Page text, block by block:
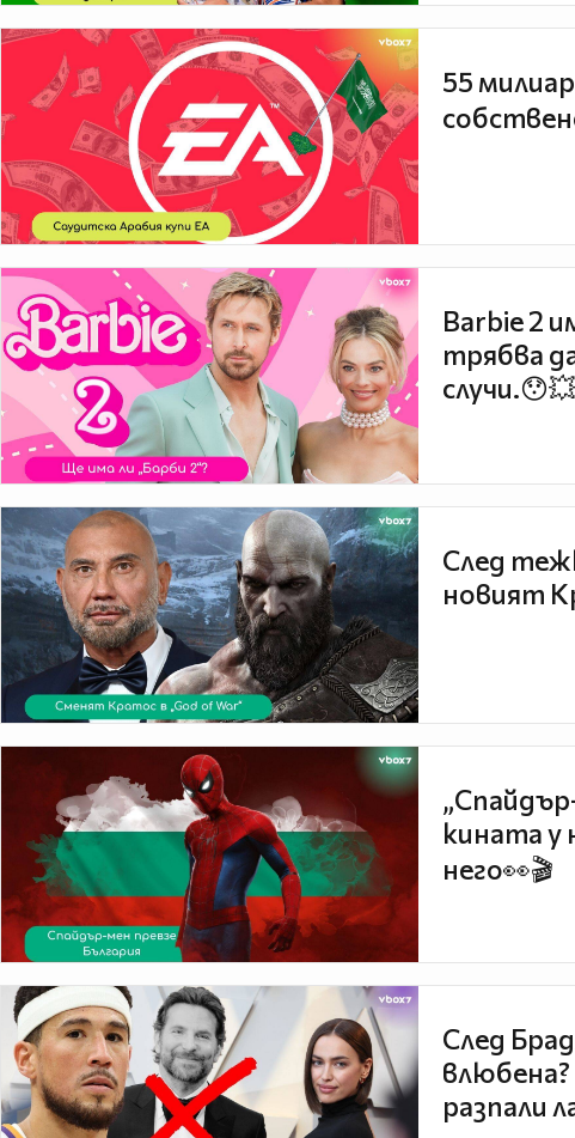
55
Barbie 2
трябва
случи.😯💥
След
новият
кината у
него👀🎬
След
разпали